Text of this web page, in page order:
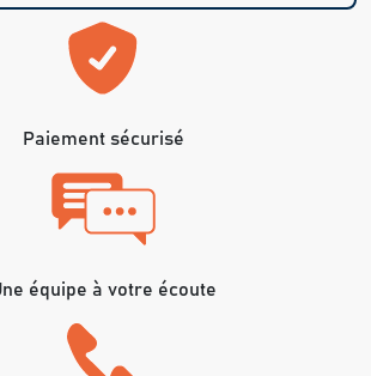
Paiement sécurisé
équipe à votre écoute